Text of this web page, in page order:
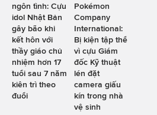
ngôn tình: Cựu
idol Nhật Bản
gây bão khi
kết hôn với
thầy giáo chủ
nhiệm hơn 17
tuổi sau 7 năm
kiên trì theo
đuổi
Pokémon
Company
International:
Bị kiện tập thể
vì cựu Giám
đốc Kỹ thuật
lén đặt
camera giấu
kín trong nhà
vệ sinh